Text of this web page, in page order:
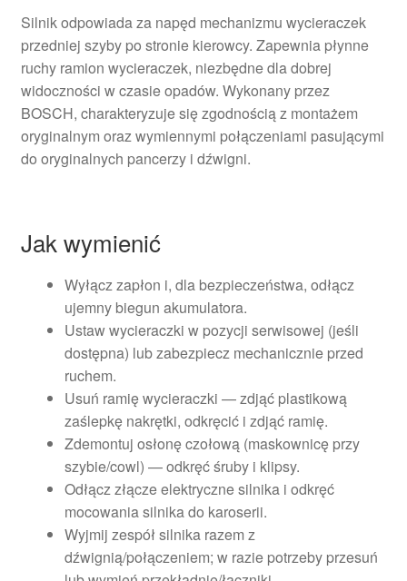
Silnik odpowiada za napęd mechanizmu wycieraczek
przedniej szyby po stronie kierowcy. Zapewnia płynne
ruchy ramion wycieraczek, niezbędne dla dobrej
widoczności w czasie opadów. Wykonany przez
BOSCH, charakteryzuje się zgodnością z montażem
oryginalnym oraz wymiennymi połączeniami pasującymi
do oryginalnych pancerzy i dźwigni.
Jak wymienić
Wyłącz zapłon i, dla bezpieczeństwa, odłącz
ujemny biegun akumulatora.
Ustaw wycieraczki w pozycji serwisowej (jeśli
dostępna) lub zabezpiecz mechanicznie przed
ruchem.
Usuń ramię wycieraczki — zdjąć plastikową
zaślepkę nakrętki, odkręcić i zdjąć ramię.
Zdemontuj osłonę czołową (maskownicę przy
szybie/cowl) — odkręć śruby i klipsy.
Odłącz złącze elektryczne silnika i odkręć
mocowania silnika do karoserii.
Wyjmij zespół silnika razem z
dźwignią/połączeniem; w razie potrzeby przesuń